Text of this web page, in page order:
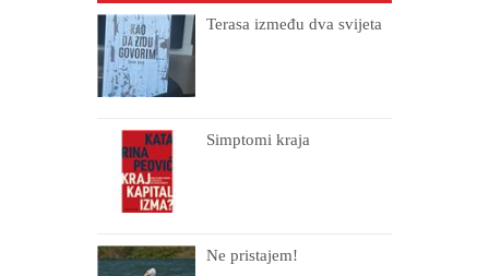
Terasa između dva svijeta
Simptomi kraja
Ne pristajem!